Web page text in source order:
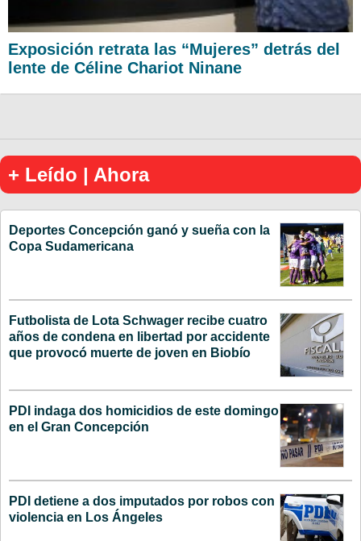
Exposición retrata las “Mujeres” detrás del
lente de Céline Chariot Ninane
+ Leído | Ahora
Deportes Concepción ganó y sueña con la
Copa Sudamericana
Futbolista de Lota Schwager recibe cuatro
años de condena en libertad por accidente
que provocó muerte de joven en Biobío
PDI indaga dos homicidios de este domingo
en el Gran Concepción
PDI detiene a dos imputados por robos con
violencia en Los Ángeles